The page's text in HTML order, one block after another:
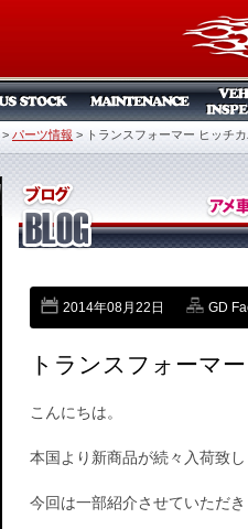
> パーツ情報 > トランスフォーマー ヒッチ
2014年08月22日 GD
トランスフォーマ
こんにちは。
本国より新商品が続々入荷致
今回は一部紹介させていただ